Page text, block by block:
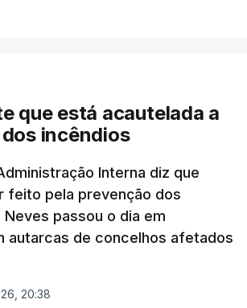
Telegram, como aquilo que
últimos tempos vem dando conta
iraniano estará em estado
do bombardeamento que no
passado matou o pai, o
e outros membros da
Mojtaba Khamenei no que
mas sem qualquer
que está acautelada a
incêndios
Interna diz que
feito pela prevenção dos
Neves passou o dia em
autarcas de concelhos afetados
20:38